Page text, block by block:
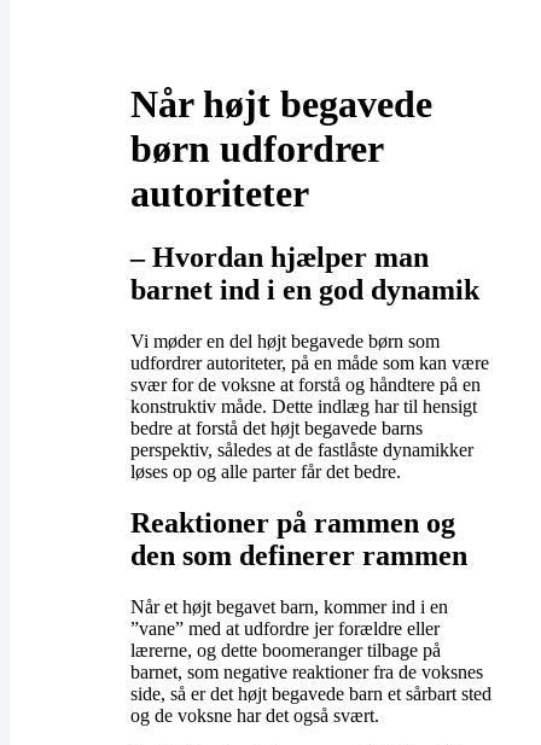
Når højt begavede
børn udfordrer
autoriteter
– ​Hvordan hjælper man
barnet ind i en god dynamik
Vi møder en del højt begavede børn som
udfordrer autoriteter, på en måde som kan være
svær for de voksne at forstå og håndtere på en
konstruktiv måde. Dette indlæg har til hensigt
bedre at forstå det højt begavede barns
perspektiv, således at de fastlåste dynamikker
løses op og alle parter får det bedre.
Reaktioner på rammen og
den som definerer rammen
Når et højt begavet barn, kommer ind i en
”vane” med at udfordre jer forældre eller
lærerne, og dette boomeranger tilbage på
barnet, som negative reaktioner fra de voksnes
side, så er det højt begavede barn et sårbart sted
og de voksne har det også svært.